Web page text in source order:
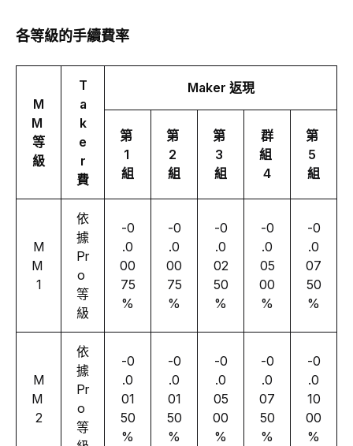
各等級的手續費率
M
等
級
T
a
k
e
r
費
Maker 返現
第
1
組
第
2
組
第
3
組
群
組
4
第
5
組
M
M
1
依
據
Pr
o
等
級
-0
.0
00
75
%
-0
.0
00
75
%
-0
.0
02
50
%
-0
.0
05
00
%
-0
.0
07
50
%
M
M
2
依
據
Pr
o
等
-0
.0
01
50
%
-0
.0
01
50
%
-0
.0
05
00
%
-0
.0
07
50
%
-0
.0
10
00
%